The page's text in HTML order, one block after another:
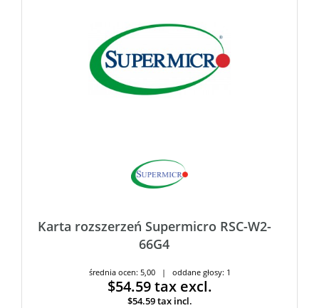
Karta rozszerzeń Supermicro RSC-W2-
66G4
średnia ocen: 5,00 | oddane głosy: 1
$54.59tax excl.
$54.59tax incl.